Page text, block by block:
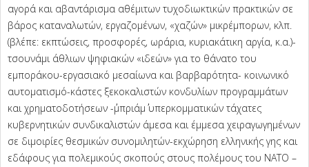
αγορά και αβαντάρισμα αθέμιτων τυχοδιωκτικών πρακτικών σε
βάρος καταναλωτών, εργαζομένων, «χαζών» μικρέμπορων, κλπ.
(βλέπε: εκπτώσεις, προσφορές, ωράρια, κυριακάτικη αργία, κ.α.)-
τσουνάμι άθλιων ψηφιακών «ιδεών» για το θάνατο του
εμποράκου-εργασιακό μεσαίωνα και βαρβαρότητα- κοινωνικό
αυτοματισμό-κάστες ξεκοκαλιστών κονδυλίων προγραμμάτων
και χρηματοδοτήσεων -΄΄μπριάμ΄΄ υπερκομματικών τάχατες
κυβερνητικών συνδικαλιστών άμεσα και έμμεσα χειραγωγημένων
σε διμοιρίες θεσμικών συνομιλητών-εκχώρηση ελληνικής γης και
εδάφους για πολεμικούς σκοπούς στους πολέμους του ΝΑΤΟ –